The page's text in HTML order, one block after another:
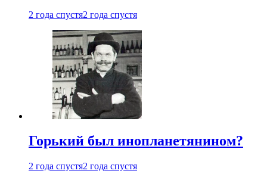
2 года спустя2 года спустя
Горький был инопланетянином?
2 года спустя2 года спустя